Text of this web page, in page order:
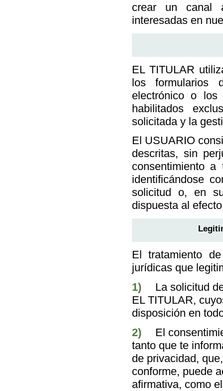
crear un canal
interesadas en
EL TITULAR
los formularios
electrónico o
habilitados
solicitada y la
El USUARIO
descritas, sin
consentimiento
identificándose
solicitud o, en
dispuesta al
El tratamiento
jurídicas que
1)
La solicitud
EL TITULAR,
disposición en
2)
El
tanto que te
de privacidad,
conforme, puede
afirmativa, como